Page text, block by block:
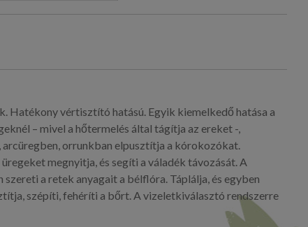
Hatékony vértisztító hatású. Egyik kiemelkedő hatása a
– mivel a hőtermelés által tágítja az ereket -,
orrunkban elpusztítja a kórokozókat.
megnyitja, és segíti a váladék távozását. A
a retek anyagait a bélflóra. Táplálja, és egyben
szépíti, fehéríti a bőrt. A vizeletkiválasztó rendszerre